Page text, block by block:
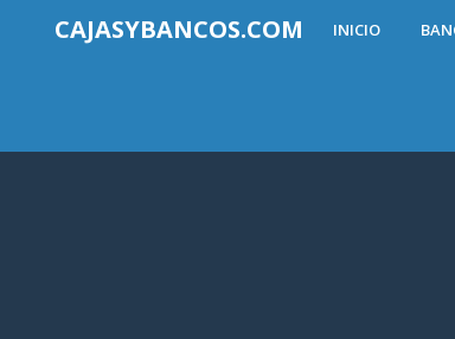
CAJASYBANCOS.COM INICIO